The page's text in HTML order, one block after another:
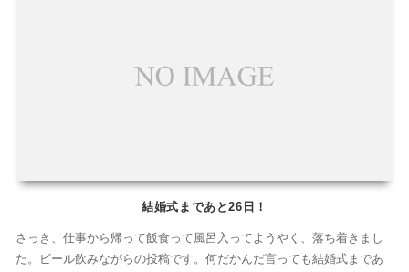
結婚式まであと26日！
さっき、仕事から帰って飯食って風呂入ってようやく、落ち着きまし
た。ビール飲みながらの投稿です。何だかんだ言っても結婚式まであ